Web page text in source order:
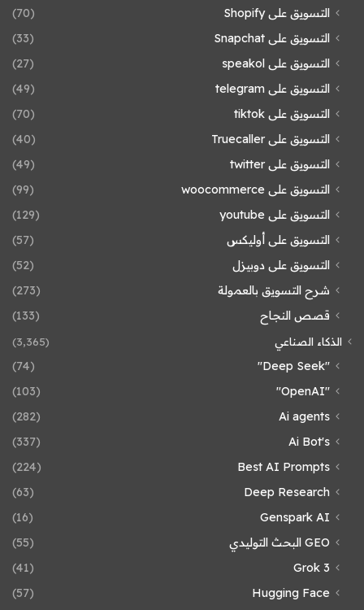
التسويق على Shopify
(70)
التسويق على Snapchat
(33)
التسويق على speakol
(27)
التسويق على telegram
(49)
التسويق على tiktok
(70)
التسويق على Truecaller
(40)
التسويق على twitter
(49)
التسويق على woocommerce
(99)
التسويق على youtube
(129)
التسويق على أوليكس
(57)
التسويق على دوبيزل
(52)
شرح التسويق بالعمولة
(273)
قصص النجاح
(133)
الذكاء الصناعي (3٬365)
"Deep Seek"
(74)
"OpenAI"
(103)
Ai agents
(282)
Ai Bot's
(337)
Best AI Prompts
(224)
Deep Research
(63)
Genspark AI
(16)
GEO البحث التوليدي
(55)
Grok 3
(41)
Hugging Face
(57)